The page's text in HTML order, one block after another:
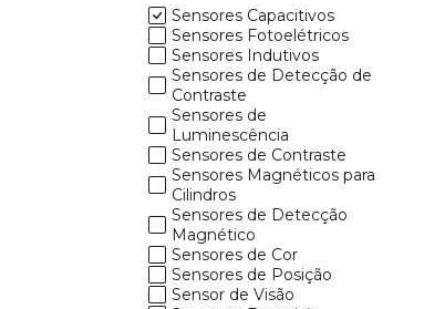
Sensores Capacitivos
Sensores Fotoelétricos
Sensores Indutivos
Sensores de Detecção de
Contraste
Sensores de
Luminescência
Sensores de Contraste
Sensores Magnéticos para
Cilindros
Sensores de Detecção
Magnético
Sensores de Cor
Sensores de Posição
Sensor de Visão